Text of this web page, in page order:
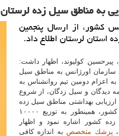
به مناطق سیل زده لرستان
كشور، از ارسال پنجمین
استان لرستان اطلاع داد.
كولیوند، اظهار داشت:
سازمان اورژانس به مناطق سیل
اعزام دومین تیم روانشناس به
و سیل زدگان، از شروع
بهداشتی مناطق سیل زده
اطلاع داد.رئیس سازمان اورژانس كشور، همینطور به توزیع ۱۰۰۰۰
كشور اشاره نمود و اظهار
پزشك متخصص به اندازه كافی